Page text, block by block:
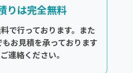
りは完全無料
で行っております。また
お見積を承っております
連絡ください。